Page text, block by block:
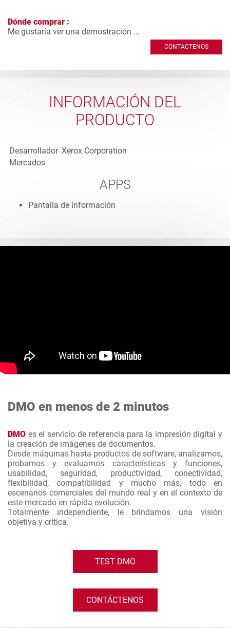
Dónde comprar :
Me gustaría ver una demostración ...
CONTACTENOS
INFORMACIÓN DEL
PRODUCTO
Desarrollador Xerox Corporation
Mercados
APPS
Pantalla de información
DMO en menos de 2 minutos
DMO es el servicio de referencia para la impresión digital y
la creación de imágenes de documentos.
Desde máquinas hasta productos de software, analizamos,
probamos y evaluamos características y funciones,
usabilidad, seguridad, productividad, conectividad,
flexibilidad, compatibilidad y mucho más, todo en
escenarios comerciales del mundo real y en el contexto de
este mercado en rápida evolución.
Totalmente independiente, le brindamos una visión
objetiva y crítica.
TEST DMO
CONTÁCTENOS